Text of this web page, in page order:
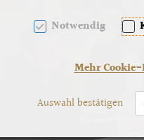
Notwendig
Mehr
Auswahl bestätigen